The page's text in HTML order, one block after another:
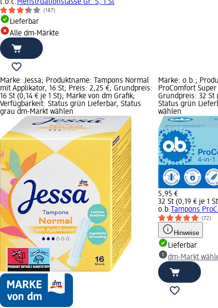
t.o.c. Menstruationstasse Gr. S, 1 St
(187)
Lieferbar
Alle dm-Märkte
Marke: Jessa; Produktname: Tampons Normal
mit Applikator, 16 St; Preis: 2,25 €; Grundpreis:
16 St (0,14 € je 1 St); Marke von dm Grafik;
Verfügbarkeit: Status grün Lieferbar, Status
grau dm-Markt wählen
Marke: o.b.;
ProComfort
Grundpreis: 32 St
Status grün
wählen
5,95 €
32 St (0,19 € je 1
o.b. Tampons
(72)
Hinweise
Lieferbar
dm-Markt